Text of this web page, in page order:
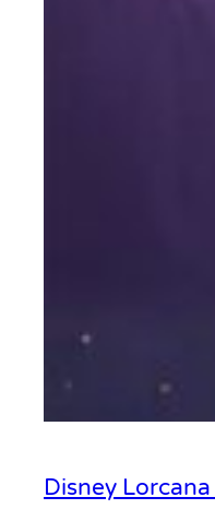
Disney